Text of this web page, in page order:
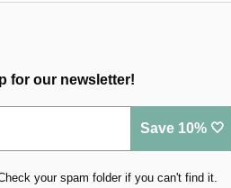
for our newsletter!
Save 10% 🤍
your spam folder if you can't find it.